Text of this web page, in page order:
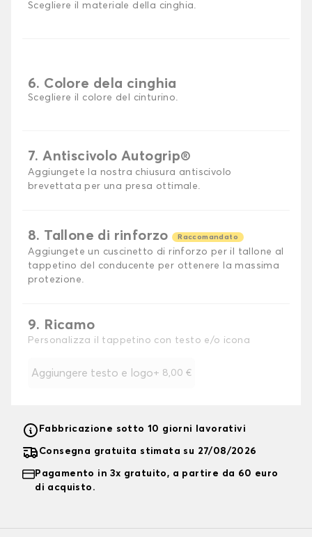
Scegliere il materiale della cinghia.
6. Colore dela cinghia
Scegliere il colore del cinturino.
7. Antiscivolo Autogrip®
Aggiungete la nostra chiusura antiscivolo
brevettata per una presa ottimale.
8. Tallone di rinforzo Raccomandato
Aggiungete un cuscinetto di rinforzo per il tallone al
tappetino del conducente per ottenere la massima
protezione.
9. Ricamo
Personalizza il tappetino con testo e/o icona
Aggiungere testo e logo+ 8,00 €
Fabbricazione sotto 10 giorni lavorativi
Consegna gratuita stimata su 27/08/2026
Pagamento in 3x gratuito, a partire da 60 euro
di acquisto.